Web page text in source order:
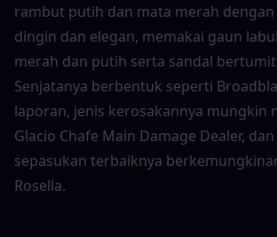
rambut putih dan mata merah dengan
dingin dan elegan, memakai gaun
merah dan putih serta sandal
Senjatanya berbentuk seperti
laporan, jenis kerosakannya mungkin
Glacio Chafe Main Damage Dealer,
sepasukan terbaiknya
Rosella.